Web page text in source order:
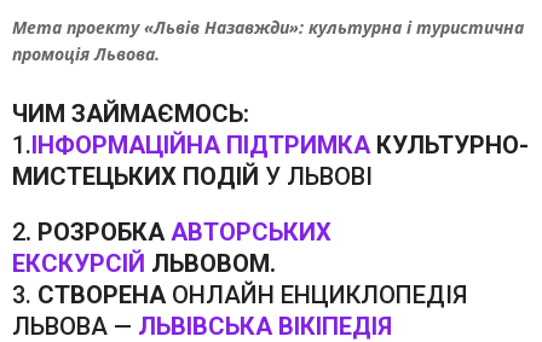
Мета проекту «Львів Назавжди»: культурна і туристична
промоція Львова.
ЧИМ ЗАЙМАЄМОСЬ:
1.ІНФОРМАЦІЙНА ПІДТРИМКА КУЛЬТУРНО-
МИСТЕЦЬКИХ ПОДІЙ У ЛЬВОВІ
2. РОЗРОБКА АВТОРСЬКИХ
ЕКСКУРСІЙ ЛЬВОВОМ.
3. СТВОРЕНА ОНЛАЙН ЕНЦИКЛОПЕДІЯ
ЛЬВОВА — ЛЬВІВСЬКА ВІКІПЕДІЯ